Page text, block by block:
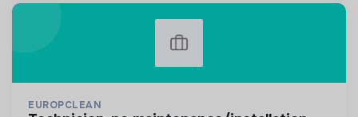
EUROPCLEAN